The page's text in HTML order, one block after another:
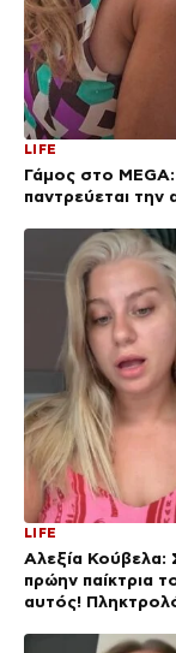
LIFE
Γάμος στο
παντρεύεται την
LIFE
Αλεξία Κούβελα:
πρώην παίκτρια
αυτός!